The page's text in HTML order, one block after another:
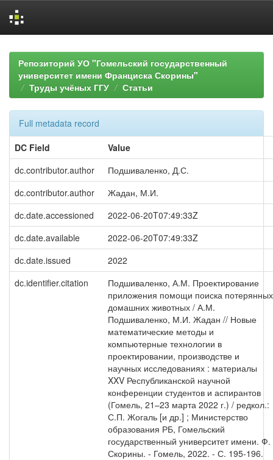
navigationРепозиторий УО "Гомельский государственный
университет имени Франциска Скорины"
Труды учёных ГГУ
Статьи
Full metadata record
DC Field
Value
dc.contributor.author
Подшиваленко, Д.С.
dc.contributor.author
Жадан, М.И.
dc.date.accessioned
2022-06-20T07:49:33Z
dc.date.available
2022-06-20T07:49:33Z
dc.date.issued
2022
dc.identifier.citation
Подшиваленко, А.М. Проектирование
приложения помощи поиска потерянных
домашних животных / А.М.
Подшиваленко, М.И. Жадан // Новые
математические методы и
компьютерные технологии в
проектировании, производстве и
научных исследованиях : материалы
XXV Республиканской научной
конференции студентов и аспирантов
(Гомель, 21–23 марта 2022 г.) / редкол.:
С.П. Жогаль [и др.] ; Министерство
образования РБ, Гомельский
государственный университет имени. Ф.
Скорины. - Гомель, 2022. - С. 195-196.